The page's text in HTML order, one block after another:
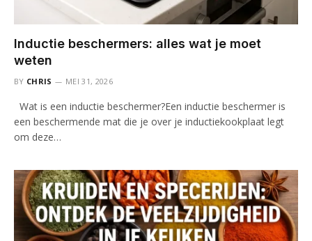
Inductie beschermers: alles wat je moet
weten
BY CHRIS MEI 31, 2026
Wat is een inductie beschermer?Een inductie beschermer is
een beschermende mat die je over je inductiekookplaat legt
om deze…